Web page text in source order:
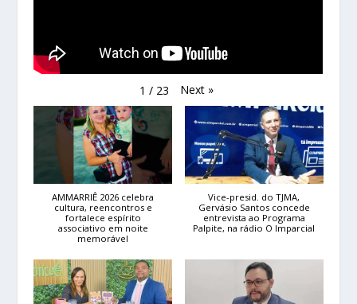
1 / 23 Next »
AMMARRIÊ 2026 celebra
cultura, reencontros e
fortalece espírito
associativo em noite
memorável
Vice-presid. do TJMA,
Gervásio Santos concede
entrevista ao Programa
Palpite, na rádio O Imparcial